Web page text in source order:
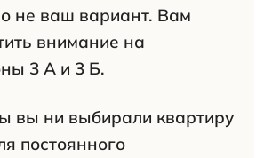
не ваш вариант. Вам
внимание на
3 А и 3 Б.
вы ни выбирали квартиру
постоянного